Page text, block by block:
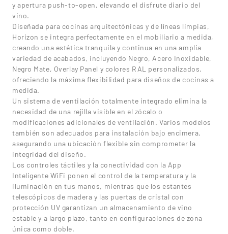
y apertura push-to-open, elevando el disfrute diario del
vino.
Diseñada para cocinas arquitectónicas y de líneas limpias,
Horizon se integra perfectamente en el mobiliario a medida,
creando una estética tranquila y continua en una amplia
variedad de acabados, incluyendo Negro, Acero Inoxidable,
Negro Mate, Overlay Panel y colores RAL personalizados,
ofreciendo la máxima flexibilidad para diseños de cocinas a
medida.
Un sistema de ventilación totalmente integrado elimina la
necesidad de una rejilla visible en el zócalo o
modificaciones adicionales de ventilación. Varios modelos
también son adecuados para instalación bajo encimera,
asegurando una ubicación flexible sin comprometer la
integridad del diseño.
Los controles táctiles y la conectividad con la App
Inteligente WiFi ponen el control de la temperatura y la
iluminación en tus manos, mientras que los estantes
telescópicos de madera y las puertas de cristal con
protección UV garantizan un almacenamiento de vino
estable y a largo plazo, tanto en configuraciones de zona
única como doble.